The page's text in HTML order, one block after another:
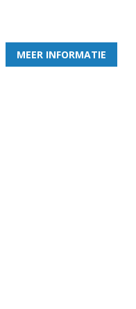
en geniet iedere week
MEER INFORMATIE